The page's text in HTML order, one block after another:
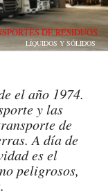
DE RESIDUOS
LÍQUIDOS Y SÓLIDOS
el año 1974.
y las
de
A día de
es el
peligrosos,